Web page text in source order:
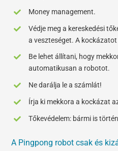
Money management.
Védje meg a kereskedési
a veszteséget. A
Be lehet állítani, hogy
automatikusan a robotot.
Ne darálja le a számlát!
Írja ki mekkora a kockázat
Tőkevédelem: bármi is
A Pingpong robot csak és